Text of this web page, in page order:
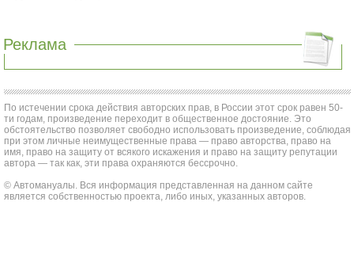
Реклама
По истечении срока действия авторских прав, в России этот срок равен 50-
ти годам, произведение переходит в общественное достояние. Это
обстоятельство позволяет свободно использовать произведение, соблюдая
при этом личные неимущественные права — право авторства, право на
имя, право на защиту от всякого искажения и право на защиту репутации
автора — так как, эти права охраняются бессрочно.
© Автомануалы. Вся информация представленная на данном сайте
является собственностью проекта, либо иных, указанных авторов.